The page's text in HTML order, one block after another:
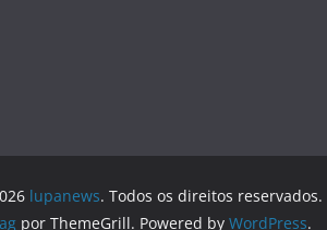
lupanews. Todos os direitos reservados.
por ThemeGrill. Powered by WordPress.